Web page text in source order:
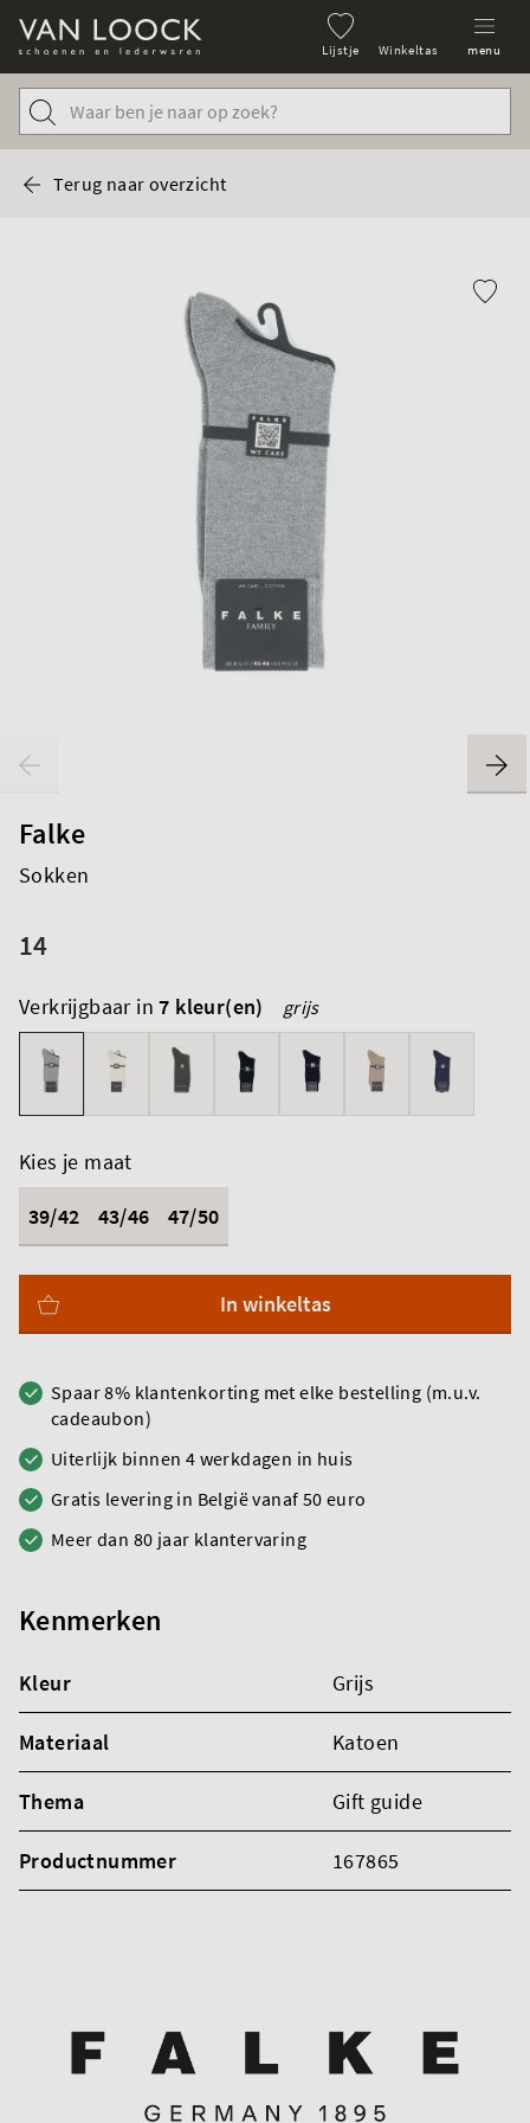
Lijstje Winkeltas menu
Terug naar overzicht
Falke
Sokken
14
Verkrijgbaar in7 kleur(en) grijs
Kies je maat
39/42
43/46 47/50
In winkeltas
Spaar 8% klantenkorting met elke bestelling (m.u.v.
cadeaubon)
Uiterlijk binnen 4 werkdagen in huis
Gratis levering in België vanaf 50 euro
Meer dan 80 jaar klantervaring
Kenmerken
Kleur Grijs
Materiaal Katoen
Thema Gift guide
Productnummer 167865